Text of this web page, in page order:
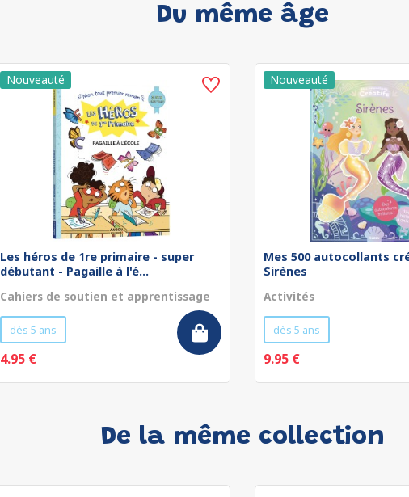
Du même âge
Les héros de 1re primaire - super
débutant - Pagaille à l'é...
Cahiers de soutien et apprentissage
dès 5 ans
4.95 €
Mes 500 autocollants
Sirènes
Activités
dès 5 ans
9.95 €
De la même collection